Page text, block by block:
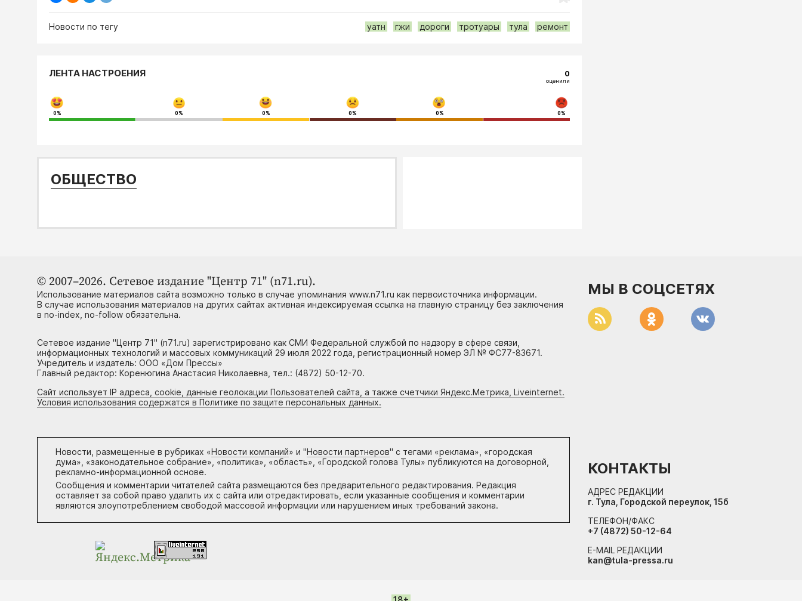
Новости по тегу уатн гжи дороги тротуары тула ремонт
ЛЕНТА НАСТРОЕНИЯ 0
оценили
0% 0% 0% 0% 0% 0%
ОБЩЕСТВО
© 2007–2026. Сетевое издание "Центр 71" (n71.ru).
Использование материалов сайта возможно только в случае упоминания www.n71.ru как первоисточника информации.
В случае использования материалов на других сайтах активная индексируемая ссылка на главную страницу без заключения
в no-index, no-follow обязательна.
Сетевое издание "Центр 71" (n71.ru) зарегистрировано как СМИ Федеральной службой по надзору в сфере связи,
информационных технологий и массовых коммуникаций 29 июля 2022 года, регистрационный номер ЭЛ № ФС77-83671.
Учредитель и издатель: ООО «Дом Прессы»
Главный редактор: Коренюгина Анастасия Николаевна, тел.: (4872) 50-12-70.
Сайт использует IP адреса, cookie, данные геолокации Пользователей сайта, а также счетчики Яндекс.Метрика, Liveinternet.
Условия использования содержатся в Политике по защите персональных данных.
Новости, размещенные в рубриках «Новости компаний» и "Новости партнеров" с тегами «реклама», «городская
дума», «законодательное собрание», «политика», «область», «Городской голова Тулы» публикуются на договорной,
рекламно-информационной основе.
Сообщения и комментарии читателей сайта размещаются без предварительного редактирования. Редакция
оставляет за собой право удалить их с сайта или отредактировать, если указанные сообщения и комментарии
являются злоупотреблением свободой массовой информации или нарушением иных требований закона.
МЫ В СОЦСЕТЯХ
КОНТАКТЫ
АДРЕС РЕДАКЦИИ
г. Тула, Городской переулок, 15б
ТЕЛЕФОН/ФАКС
+7 (4872) 50-12-64
E-MAIL РЕДАКЦИИ
kan@tula-pressa.ru